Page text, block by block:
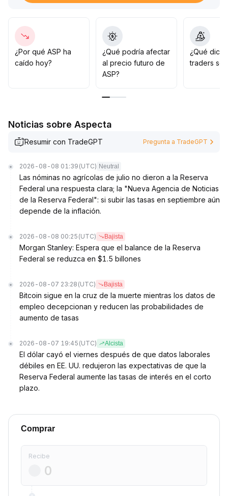
mantienen al mercado en una lucha indecisa entre
compradores y vendedores, bajo una actitud de
observación.
Actualmente, el precio se consolida en torno a la zona
dependerá de señales macroeconómicas e industriales
0110/0.
0120 y esperar eventos clave como una actualización
próxima tendencia; a medio-largo plazo, el foco debe
seguir siendo los fundamentos del proyecto y el
progreso en cumplimiento normativo.
¿Por qué ASP ha
caído hoy?
¿Qué podría afectar
al precio futuro de
ASP?
¿Qué
traders
Noticias sobre Aspecta
Resumir con TradeGPT Pregunta a TradeGPT
2026-08-08 01:39 (UTC) Neutral
Las nóminas no agrícolas de julio no dieron a la Reserva
Federal una respuesta clara; la "Nueva Agencia de Noticias
de la Reserva Federal": si subir las tasas en septiembre aún
depende de la inflación.
2026-08-08 00:25 (UTC) Bajista
Morgan Stanley: Espera que el balance de la Reserva
Federal se reduzca en $1.5 billones
2026-08-07 23:28 (UTC) Bajista
Bitcoin sigue en la cruz de la muerte mientras los datos de
empleo decepcionan y reducen las probabilidades de
aumento de tasas
2026-08-07 19:45 (UTC) Alcista
El dólar cayó el viernes después de que datos laborales
débiles en EE. UU. redujeron las expectativas de que la
Reserva Federal aumente las tasas de interés en el corto
plazo.
Comprar
Recibe